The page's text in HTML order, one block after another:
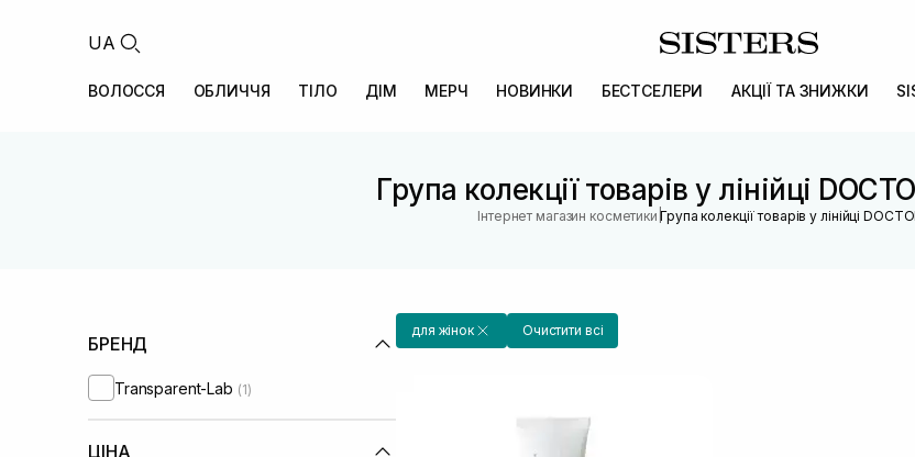
UA
ВОЛОССЯ ОБЛИЧЧЯ ТІЛО ДІМ МЕРЧ НОВИНКИ БЕСТСЕЛЕРИ АКЦІЇ ТА ЗНИЖКИ
Група колекції товарів у лінійці
Інтернет магазин косметики |Група колекції товарів у лінійці
БРЕНД
Transparent-Lab (1)
ЦІНА
для жінок Очистити всі